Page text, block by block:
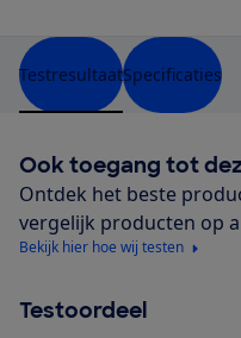
TestresultaatSpecificaties
Ook toegang tot
Ontdek het beste
vergelijk producten op
Bekijk hier hoe wij testen
Testoordeel